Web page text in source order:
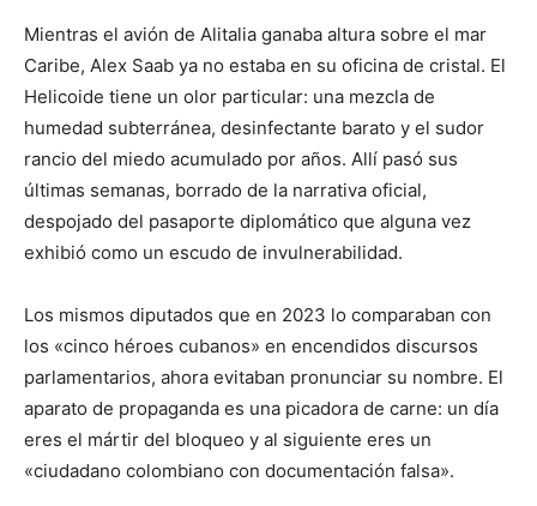
Mientras el avión de Alitalia ganaba altura sobre el mar
Caribe, Alex Saab ya no estaba en su oficina de cristal. El
Helicoide tiene un olor particular: una mezcla de
humedad subterránea, desinfectante barato y el sudor
rancio del miedo acumulado por años. Allí pasó sus
últimas semanas, borrado de la narrativa oficial,
despojado del pasaporte diplomático que alguna vez
exhibió como un escudo de invulnerabilidad.
Los mismos diputados que en 2023 lo comparaban con
los «cinco héroes cubanos» en encendidos discursos
parlamentarios, ahora evitaban pronunciar su nombre. El
aparato de propaganda es una picadora de carne: un día
eres el mártir del bloqueo y al siguiente eres un
«ciudadano colombiano con documentación falsa».